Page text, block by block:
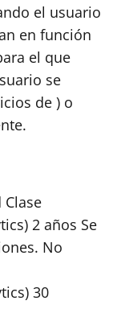
el usuario
en función
el que
se
de ) o
2 años Se
No
30